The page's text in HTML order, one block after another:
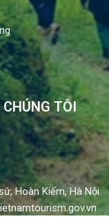
TÔI
Hoàn Kiếm, Hà Nội